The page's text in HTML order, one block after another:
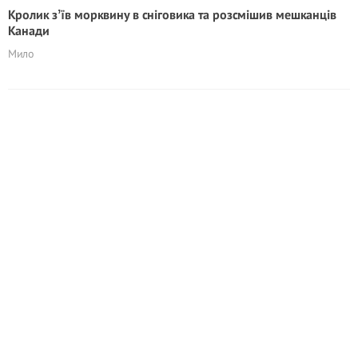
Кролик зʼїв морквину в сніговика та розсмішив мешканців
Канади
Мило